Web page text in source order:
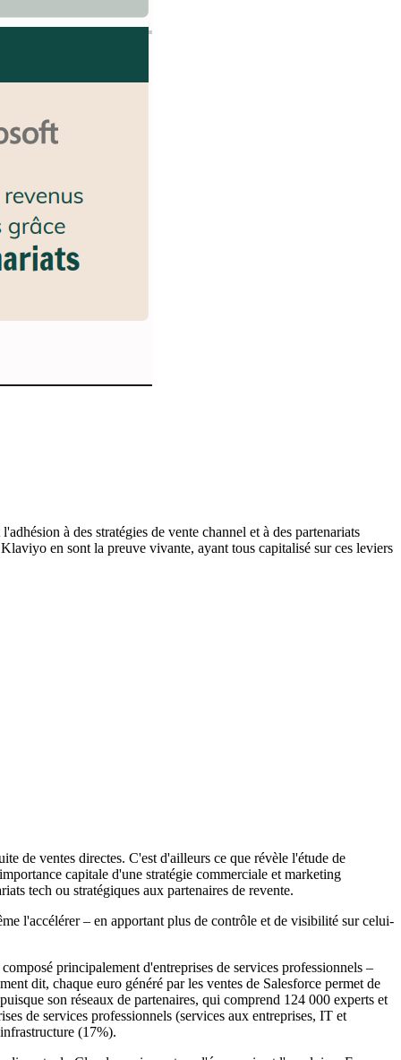
à des stratégies de vente channel et à des partenariats
en sont la preuve vivante, ayant tous capitalisé sur ces leviers
de ventes directes. C'est d'ailleurs ce que révèle l'étude de
capitale d'une stratégie commerciale et marketing
tech ou stratégiques aux partenaires de revente.
l'accélérer – en apportant plus de contrôle et de visibilité sur celui-
principalement d'entreprises de services professionnels –
dit, chaque euro généré par les ventes de Salesforce permet de
son réseaux de partenaires, qui comprend 124 000 experts et
de services professionnels (services aux entreprises, IT et
(17%).